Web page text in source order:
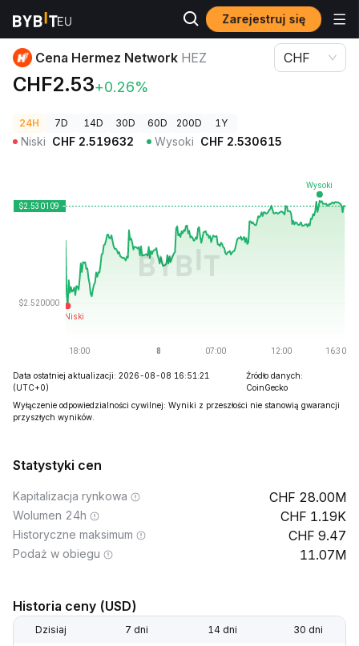
Zarejestruj się
Ceny kryptowalut Cena Hermez Network HEZ
Cena Hermez Network HEZ
CHF2.53+0.26%
CHF
24H 7D 14D 30D 60D 200D 1Y
Niski CHF 2.519632 Wysoki CHF 2.530615
Data ostatniej aktualizacji: 2026-08-08 16:51:21
(UTC+0)
Źródło danych:
CoinGecko
Wyłączenie odpowiedzialności cywilnej: Wyniki z przeszłości nie stanowią gwarancji
przyszłych wyników.
Statystyki cen
Kapitalizacja rynkowa 28.00M
Wolumen 24h 1.19K
Historyczne maksimum 9.47
Podaż w obiegu 11.07M
Historia ceny (USD)
Dzisiaj 7 dni 14 dni 30 dni